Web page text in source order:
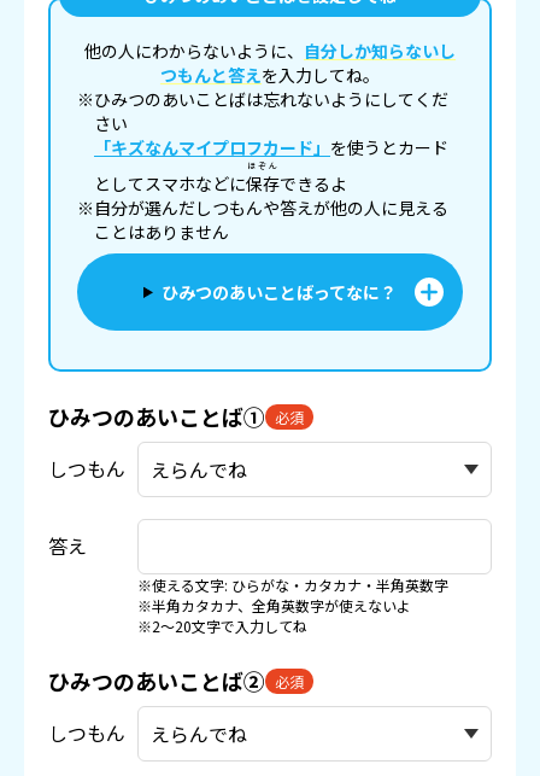
他の人にわからないように、 自分しか知らないし
つもんと答えを入力してね。
※ひみつのあいことばは忘れないようにしてくだ
さい
「キズなんマイプロフカード」 を使うとカード
としてスマホなどに保存
ほぞん
できるよ
※自分が選んだしつもんや答えが他の人に見える
ことはありません
ひみつのあいことばってなに？
ひみつのあいことば① 必須
しつもん
答え
※使える文字: ひらがな・カタカナ・半角英数字
※半角カタカナ、全角英数字が使えないよ
※2〜20文字で入力してね
ひみつのあいことば② 必須
しつもん